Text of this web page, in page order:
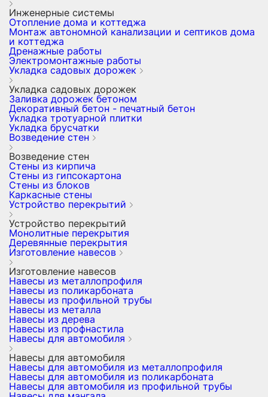
Инженерные системы
Отопление дома и коттеджа
Монтаж автономной канализации и септиков дома
и коттеджа
Дренажные работы
Электромонтажные работы
Укладка садовых дорожек
Укладка садовых дорожек
Заливка дорожек бетоном
Декоративный бетон - печатный бетон
Укладка тротуарной плитки
Укладка брусчатки
Возведение стен
Возведение стен
Стены из кирпича
Стены из гипсокартона
Стены из блоков
Каркасные стены
Устройство перекрытий
Устройство перекрытий
Монолитные перекрытия
Деревянные перекрытия
Изготовление навесов
Изготовление навесов
Навесы из металлопрофиля
Навесы из поликарбоната
Навесы из профильной трубы
Навесы из металла
Навесы из дерева
Навесы из профнастила
Навесы для автомобиля
Навесы для автомобиля
Навесы для автомобиля из металлопрофиля
Навесы для автомобиля из поликарбоната
Навесы для автомобиля из профильной трубы